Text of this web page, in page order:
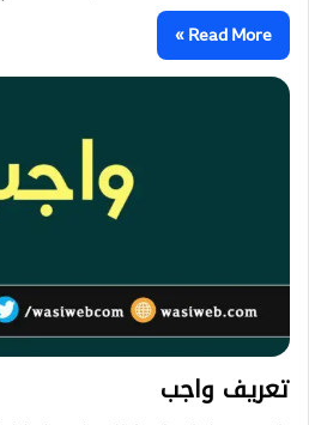
Read More »
تعريف واجب